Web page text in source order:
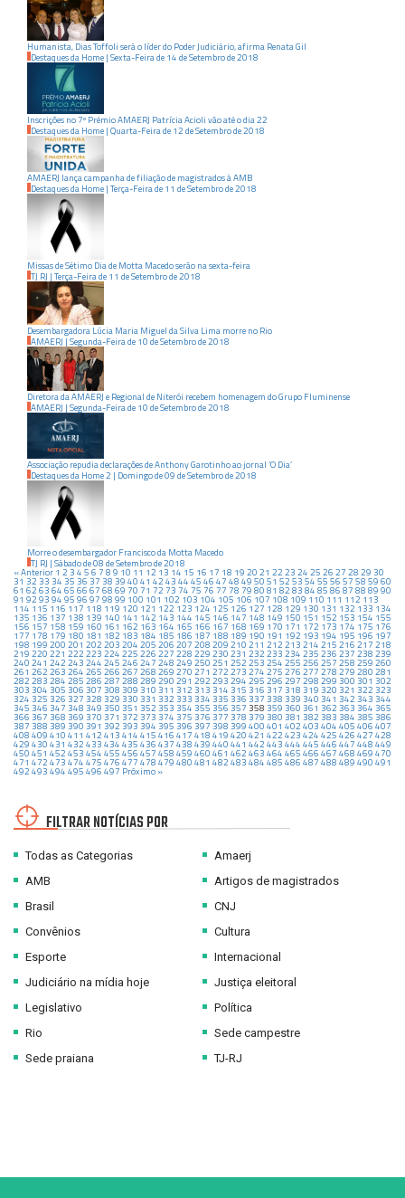
Humanista, Dias Toffoli será o líder do Poder Judiciário, afirma Renata Gil
Destaques da Home | Sexta-Feirade 14 deSetembrode2018
Inscrições no 7º Prêmio AMAERJ Patrícia Acioli vão até o dia 22
Destaques da Home | Quarta-Feirade 12 deSetembrode2018
AMAERJ lança campanha de filiação de magistrados à AMB
Destaques da Home | Terça-Feirade 11 deSetembrode2018
Missas de Sétimo Dia de Motta Macedo serão na sexta-feira
TJ RJ | Terça-Feirade 11 deSetembrode2018
Desembargadora Lúcia Maria Miguel da Silva Lima morre no Rio
AMAERJ | Segunda-Feirade 10 deSetembrode2018
Diretora da AMAERJ e Regional de Niterói recebem homenagem do Grupo Fluminense
AMAERJ | Segunda-Feirade 10 deSetembrode2018
Associação repudia declarações de Anthony Garotinho ao jornal ‘O Dia’
Destaques da Home 2 | Domingode09 deSetembrode2018
Morre o desembargador Francisco da Motta Macedo
TJ RJ | Sábadode08 deSetembrode2018
« Anterior 1 2 3 4 5 6 7 8 9 10 11 12 13 14 15 16 17 18 19 20 21 22 23 24 25 26 27 28 29 30
31 32 33 34 35 36 37 38 39 40 41 42 43 44 45 46 47 48 49 50 51 52 53 54 55 56 57 58 59 60
61 62 63 64 65 66 67 68 69 70 71 72 73 74 75 76 77 78 79 80 81 82 83 84 85 86 87 88 89 90
91 92 93 94 95 96 97 98 99 100 101 102 103 104 105 106 107 108 109 110 111 112 113
114 115 116 117 118 119 120 121 122 123 124 125 126 127 128 129 130 131 132 133 134
135 136 137 138 139 140 141 142 143 144 145 146 147 148 149 150 151 152 153 154 155
156 157 158 159 160 161 162 163 164 165 166 167 168 169 170 171 172 173 174 175 176
177 178 179 180 181 182 183 184 185 186 187 188 189 190 191 192 193 194 195 196 197
198 199 200 201 202 203 204 205 206 207 208 209 210 211 212 213 214 215 216 217 218
219 220 221 222 223 224 225 226 227 228 229 230 231 232 233 234 235 236 237 238 239
240 241 242 243 244 245 246 247 248 249 250 251 252 253 254 255 256 257 258 259 260
261 262 263 264 265 266 267 268 269 270 271 272 273 274 275 276 277 278 279 280 281
282 283 284 285 286 287 288 289 290 291 292 293 294 295 296 297 298 299 300 301 302
303 304 305 306 307 308 309 310 311 312 313 314 315 316 317 318 319 320 321 322 323
324 325 326 327 328 329 330 331 332 333 334 335 336 337 338 339 340 341 342 343 344
345 346 347 348 349 350 351 352 353 354 355 356 357 358 359 360 361 362 363 364 365
366 367 368 369 370 371 372 373 374 375 376 377 378 379 380 381 382 383 384 385 386
387 388 389 390 391 392 393 394 395 396 397 398 399 400 401 402 403 404 405 406 407
408 409 410 411 412 413 414 415 416 417 418 419 420 421 422 423 424 425 426 427 428
429 430 431 432 433 434 435 436 437 438 439 440 441 442 443 444 445 446 447 448 449
450 451 452 453 454 455 456 457 458 459 460 461 462 463 464 465 466 467 468 469 470
471 472 473 474 475 476 477 478 479 480 481 482 483 484 485 486 487 488 489 490 491
492 493 494 495 496 497 Próximo »
FILTRAR NOTÍCIAS POR
Todas as Categorias
AMB
Brasil
Convênios
Esporte
Judiciário na mídia hoje
Legislativo
Rio
Sede praiana
Amaerj
Artigos de magistrados
CNJ
Cultura
Internacional
Justiça eleitoral
Política
Sede campestre
TJ-RJ